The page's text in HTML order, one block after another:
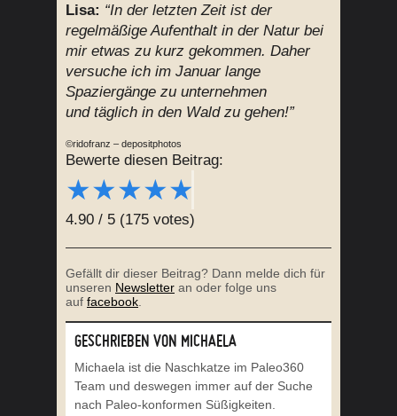
Lisa: “In der letzten Zeit ist der
regelmäßige Aufenthalt in der Natur bei
mir etwas zu kurz gekommen. Daher
versuche ich im Januar lange
Spaziergänge zu unternehmen
und täglich in den Wald zu gehen!”
©ridofranz – depositphotos
Bewerte diesen Beitrag:
★★★★★
4.90 / 5 (175 votes)
Gefällt dir dieser Beitrag? Dann melde dich für
unseren Newsletter an oder folge uns
auf facebook
GESCHRIEBEN VON MICHAELA
Michaela ist die Naschkatze im Paleo360
Team und deswegen immer auf der Suche
nach Paleo-konformen Süßigkeiten.